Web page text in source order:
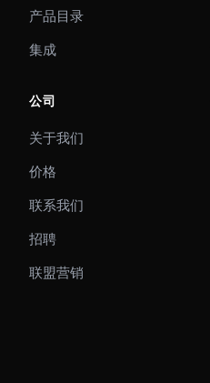
产品目录
集成
公司
关于我们
价格
联系我们
招聘
联盟营销